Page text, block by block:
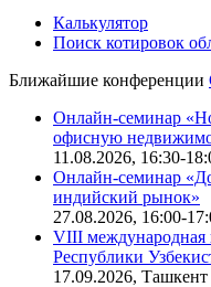
Калькулятор
Поиск котировок
Ближайшие конференции
Онлайн-семинар
офисную
11.08.2026, 16:30-
Онлайн-семинар
индийский рынок»
27.08.2026, 16:00-
VIII международная
Республики
17.09.2026, Ташкент